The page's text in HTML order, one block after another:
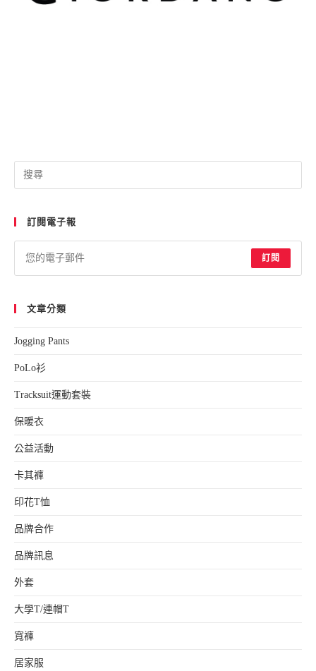
訂閱電子報
訂閱
文章分類
Jogging Pants
PoLo衫
Tracksuit運動套裝
保暖衣
公益活動
卡其褲
印花T恤
品牌合作
品牌訊息
外套
大學T/連帽T
寬褲
居家服